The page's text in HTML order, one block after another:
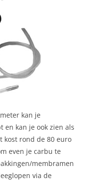
kan je
en kan je ook zien als
kost rond de 80 euro
even je carbu te
membramen
via de